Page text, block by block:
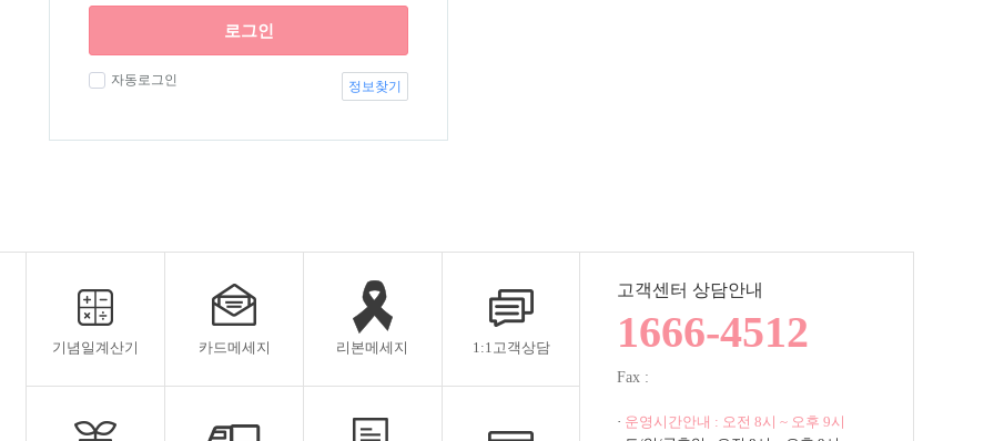
로그인
자동로그인 정보찾기
기념일계산기 카드메세지 리본메세지 1:1고객상담
고객센터 상담안내
1666-4512
Fax :
· 운영시간안내 : 오전 8시 ~ 오후 9시